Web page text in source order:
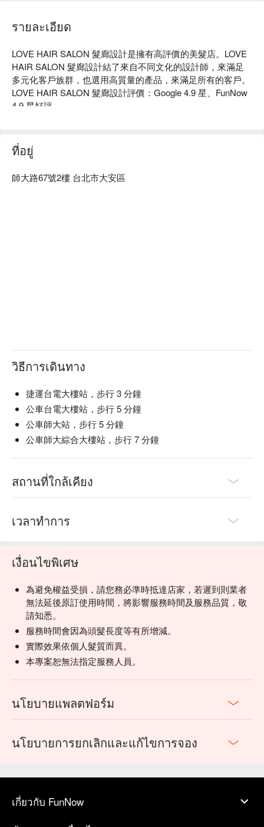
รายละเอียด
LOVE HAIR SALON 髮廊設計是擁有高評價的美髮店。LOVE
HAIR SALON 髮廊設計結了來自不同文化的設計師，來滿足
多元化客戶族群，也選用高質量的產品，來滿足所有的客戶。
LOVE HAIR SALON 髮廊設計評價：Google 4.9 星、FunNow
4.9 星好評
LOVE HAIR SALON 髮廊設計推薦：採用進口髮品，好好呵護
您的髮絲，店內簡約與舒適。
設計價格立刻查看⬇︎
ที่อยู่
師大路67號2樓 台北市大安區
วิธีการเดินทาง
捷運台電大樓站，步行 3 分鐘
公車台電大樓站，步行 5 分鐘
公車師大站，步行 5 分鐘
公車師大綜合大樓站，步行 7 分鐘
สถานที่ใกล้เคียง
เวลาทำการ
เงื่อนไขพิเศษ
為避免權益受損，請您務必準時抵達店家，若遲到則業者
無法延後原訂使用時間，將影響服務時間及服務品質，敬
請知悉。
服務時間會因為頭髮長度等有所增減。
實際效果依個人髮質而異。
本專案恕無法指定服務人員。
นโยบายแพลตฟอร์ม
นโยบายการยกเลิกและแก้ไขการจอง
เกี่ยวกับ FunNow